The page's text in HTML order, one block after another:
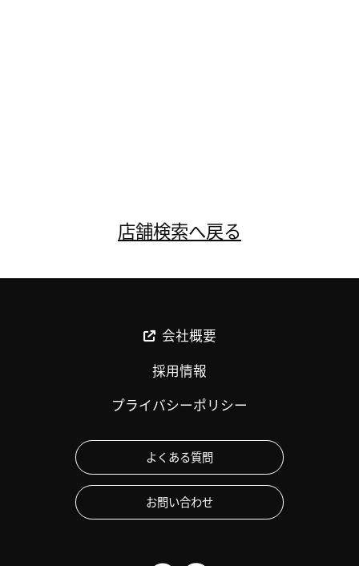
店舗検索へ戻る
会社概要
採用情報
プライバシーポリシー
よくある質問
お問い合わせ